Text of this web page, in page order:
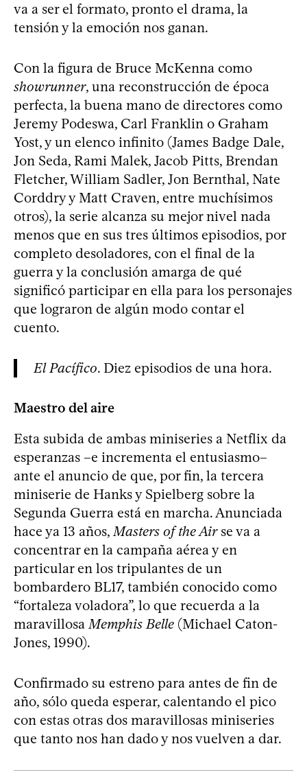
va a ser el formato, pronto el drama, la
tensión y la emoción nos ganan.
Con la figura de Bruce McKenna como
showrunner, una reconstrucción de época
perfecta, la buena mano de directores como
Jeremy Podeswa, Carl Franklin o Graham
Yost, y un elenco infinito (James Badge Dale,
Jon Seda, Rami Malek, Jacob Pitts, Brendan
Fletcher, William Sadler, Jon Bernthal, Nate
Corddry y Matt Craven, entre muchísimos
otros), la serie alcanza su mejor nivel nada
menos que en sus tres últimos episodios, por
completo desoladores, con el final de la
guerra y la conclusión amarga de qué
significó participar en ella para los personajes
que lograron de algún modo contar el
cuento.
El Pacífico. Diez episodios de una hora.
Maestro del aire
Esta subida de ambas miniseries a Netflix da
esperanzas –e incrementa el entusiasmo–
ante el anuncio de que, por fin, la tercera
miniserie de Hanks y Spielberg sobre la
Segunda Guerra está en marcha. Anunciada
hace ya 13 años,Masters of the Airse va a
concentrar en la campaña aérea y en
particular en los tripulantes de un
bombardero BL17, también conocido como
“fortaleza voladora”, lo que recuerda a la
maravillosaMemphis Belle (Michael Caton-
Jones, 1990).
Confirmado su estreno para antes de fin de
año, sólo queda esperar, calentando el pico
con estas otras dos maravillosas miniseries
que tanto nos han dado y nos vuelven a dar.